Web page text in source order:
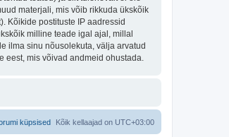
materjali, mis võib rikkuda ükskõik
Kõikide postituste IP aadressid
milline teade igal ajal, millal
ilma sinu nõusolekuta, välja arvatud
mis võivad andmeid ohustada.
Kõik kellaajad on UTC+03:00
küpsised